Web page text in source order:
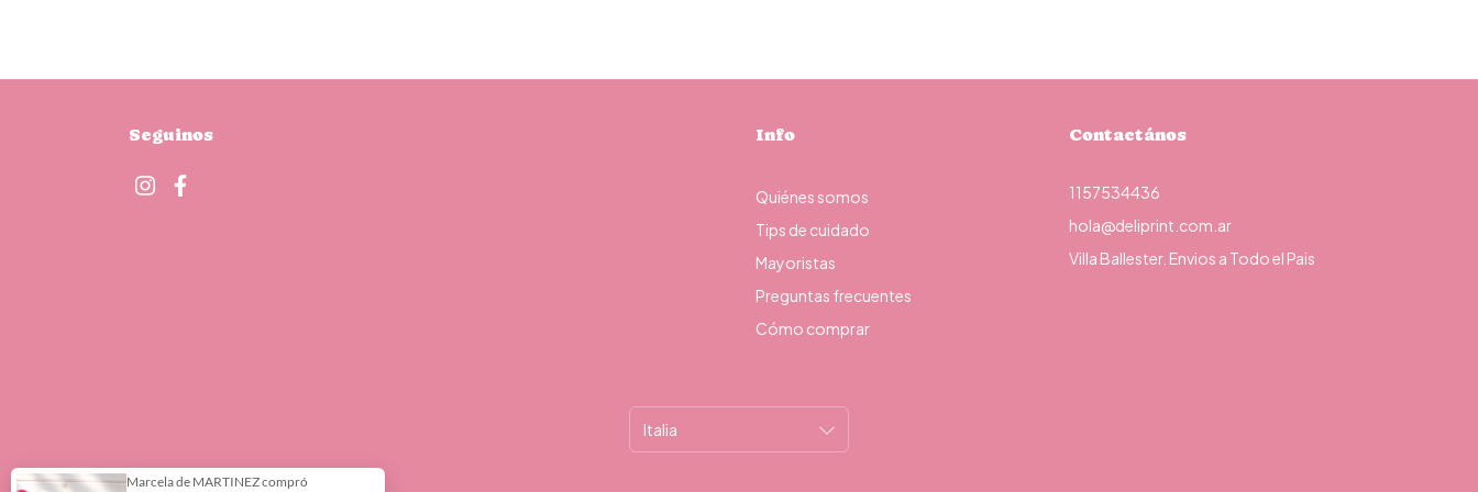
Seguinos Info
Quiénes somos
Tips de cuidado
Mayoristas
Preguntas frecuentes
Cómo comprar
Contactános
1157534436
hola@deliprint.com.ar
Villa Ballester. Envios a Todo el Pais